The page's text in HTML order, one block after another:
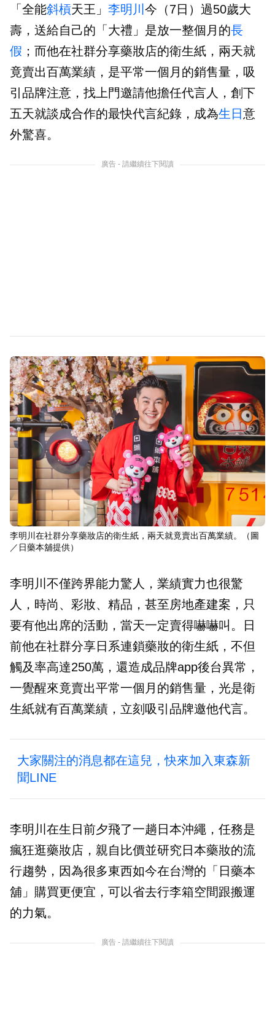
「全能斜槓天王」 李明川 今（7日）過50歲大
壽，送給自己的「大禮」是放一整個月的長
假 ；而他在社群分享藥妝店的衛生紙，兩天就
竟賣出百萬業績，是平常一個月的銷售量，吸
引品牌注意，找上門邀請他擔任代言人，創下
五天就談成合作的最快代言紀錄，成為生日 意
外驚喜。
廣告 - 請繼續往下閱讀
李明川在社群分享藥妝店的衛生紙，兩天就竟賣出百萬業績。（圖
／日藥本舖提供）
李明川不僅跨界能力驚人，業績實力也很驚
人，時尚、彩妝、精品，甚至房地產建案，只
要有他出席的活動，當天一定賣得嚇嚇叫。日
前他在社群分享日系連鎖藥妝的衛生紙，不但
觸及率高達250萬，還造成品牌app後台異常，
一覺醒來竟賣出平常一個月的銷售量，光是衛
生紙就有百萬業績，立刻吸引品牌邀他代言。
大家關注的消息都在這兒，快來加入東森新
聞LINE
李明川在生日前夕飛了一趟日本沖繩，任務是
瘋狂逛藥妝店，親自比價並研究日本藥妝的流
行趨勢，因為很多東西如今在台灣的「日藥本
舖」購買更便宜，可以省去行李箱空間跟搬運
的力氣。
廣告 - 請繼續往下閱讀